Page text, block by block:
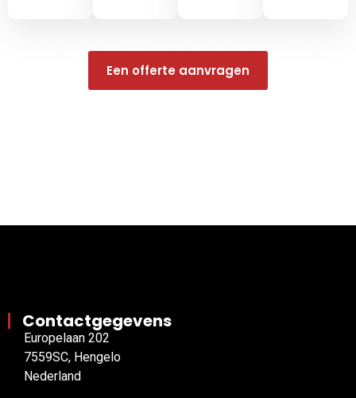
Een offerte aanvragen
Contactgegevens
Europelaan 202
7559SC, Hengelo
Nederland